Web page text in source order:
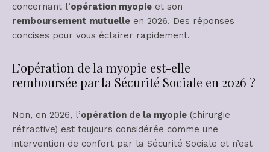
concernant l’opération myopie et son
remboursement mutuelle en 2026. Des réponses
concises pour vous éclairer rapidement.
L’opération de la myopie est-elle
remboursée par la Sécurité Sociale en 2026 ?
Non, en 2026, l’opération de la myopie (chirurgie
réfractive) est toujours considérée comme une
intervention de confort par la Sécurité Sociale et n’est